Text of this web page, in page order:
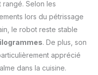
Selon les
lors du pétrissage
le robot reste stable
. De plus, son
apprécié
dans la cuisine.